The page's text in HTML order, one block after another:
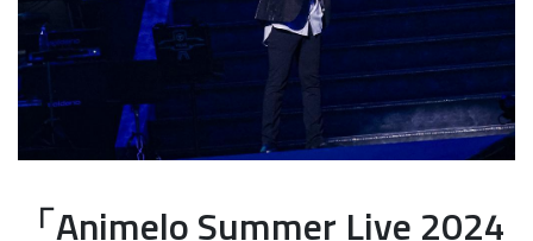
「Animelo Summer Live 2024